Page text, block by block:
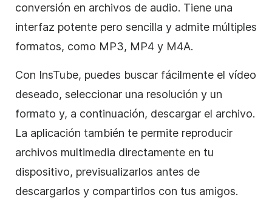
conversión en archivos de audio. Tiene una
interfaz potente pero sencilla y admite múltiples
formatos, como MP3, MP4 y M4A.
Con InsTube, puedes buscar fácilmente el vídeo
deseado, seleccionar una resolución y un
formato y, a continuación, descargar el archivo.
La aplicación también te permite reproducir
archivos multimedia directamente en tu
dispositivo, previsualizarlos antes de
descargarlos y compartirlos con tus amigos.